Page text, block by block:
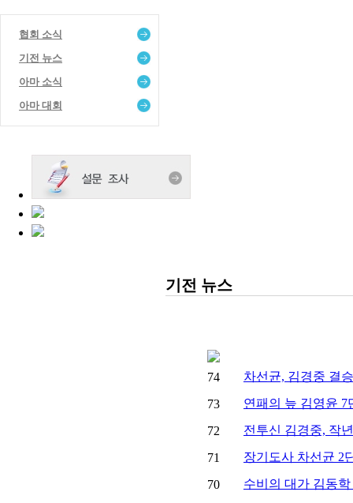
협회 소식
기전 뉴스
아마 소식
아마 대회
기전 뉴스
74 차선균, 김경중 결
73 연패의 늪 김영윤 7
72 전투신 김경중, 작
71 장기도사 차선균 2
70 수비의 대가 김동